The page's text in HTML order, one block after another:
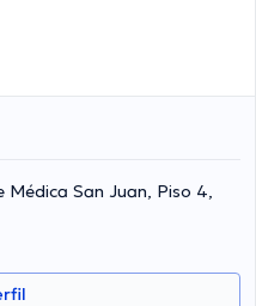
Médica San Juan, Piso 4,